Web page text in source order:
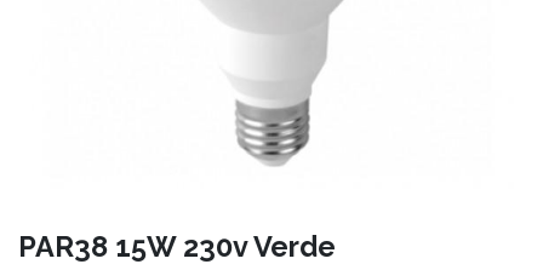
PAR38 15W 230v Verde